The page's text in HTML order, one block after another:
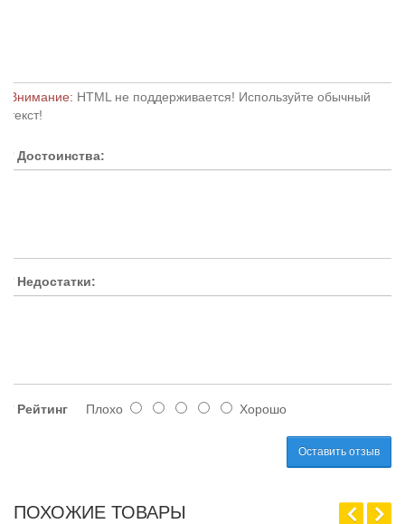
Внимание: HTML не поддерживается! Используйте обычный
текст!
Достоинства:
Недостатки:
Рейтинг Плохо Хорошо
Оставить отзыв
ПОХОЖИЕ ТОВАРЫ